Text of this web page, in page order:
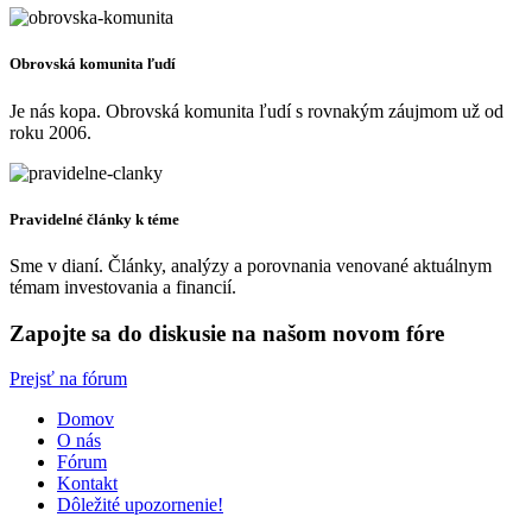
Obrovská komunita ľudí
Je nás kopa. Obrovská komunita ľudí s rovnakým záujmom už od
roku 2006.
Pravidelné články k téme
Sme v dianí. Články, analýzy a porovnania venované aktuálnym
témam investovania a financií.
Zapojte sa do diskusie na našom novom fóre
Prejsť na fórum
Domov
O nás
Fórum
Kontakt
Dôležité upozornenie!